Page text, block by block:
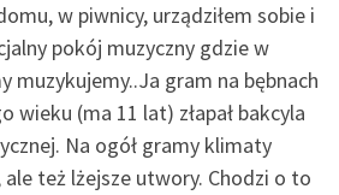
w piwnicy, urządziłem sobie i
pokój muzyczny gdzie w
muzykujemy..Ja gram na bębnach
wieku (ma 11 lat) złapał bakcyla
Na ogół gramy klimaty
też lżejsze utwory. Chodzi o to